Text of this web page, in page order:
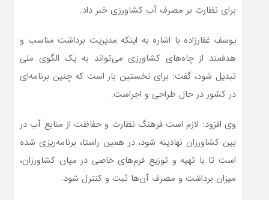
برای نظارت بر مصرف آب کشاورزی خبر داد.
یوسف غفارزاده با اشاره به اینکه مدیریت برداشت مناسب و
هدفمند از چاه‌های کشاورزی می‌تواند به یک الگوی ملی
تبدیل شود، گفت: برای نخستین بار است که چنین برنامه‌ای
در کشور در حال طراحی و اجراست.
وی افزود: لازم است فرهنگ نظارت و حفاظت از منابع آب در
بین کشاورزان نهادینه شود، در همین راستا، برنامه‌ریزی شده
است تا با تهیه و توزیع فرم‌های خاصی در میان کشاورزان،
میزان برداشت و مصرف آن‌ها ثبت و کنترل شود.